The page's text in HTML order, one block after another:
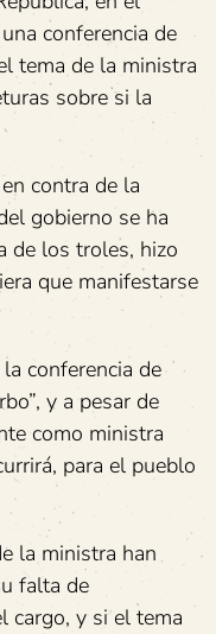
conferencia de
tema de la ministra
sobre si la
contra de la
gobierno se ha
de los troles, hizo
que manifestarse
conferencia de
y a pesar de
como ministra
para el pueblo
la ministra han
falta de
cargo, y si el tema